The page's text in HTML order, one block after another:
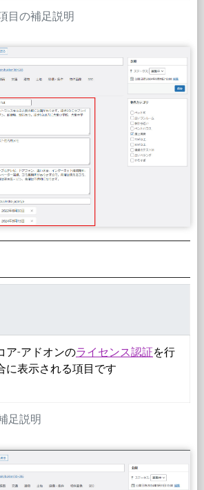
目の補足説明
足説明
ア-アドオンのライセンス認証を行
に表示される項目です